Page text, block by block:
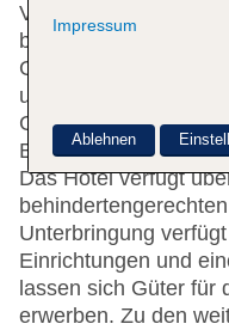
Verfügung. Die
besetzt. Zur
und ein
Gäste Zugang zum
Buchung von
Das Hotel verfügt
Unterbringung
Einrichtungen und
lassen sich Güter für
erwerben. Zu den
Impressum
Ablehnen